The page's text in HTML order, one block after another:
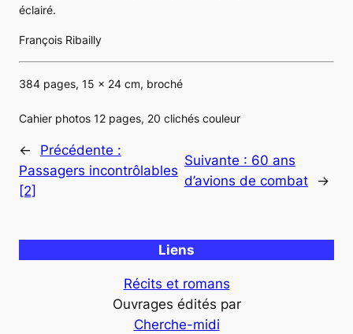
éclairé.
François Ribailly
384 pages, 15 x 24 cm, broché
Cahier photos 12 pages, 20 clichés couleur
←
Précédente :
Passagers incontrôlables
[2]
Suivante : 60 ans
d’avions de combat
→
Liens
Récits et romans
Ouvrages édités par
Cherche-midi